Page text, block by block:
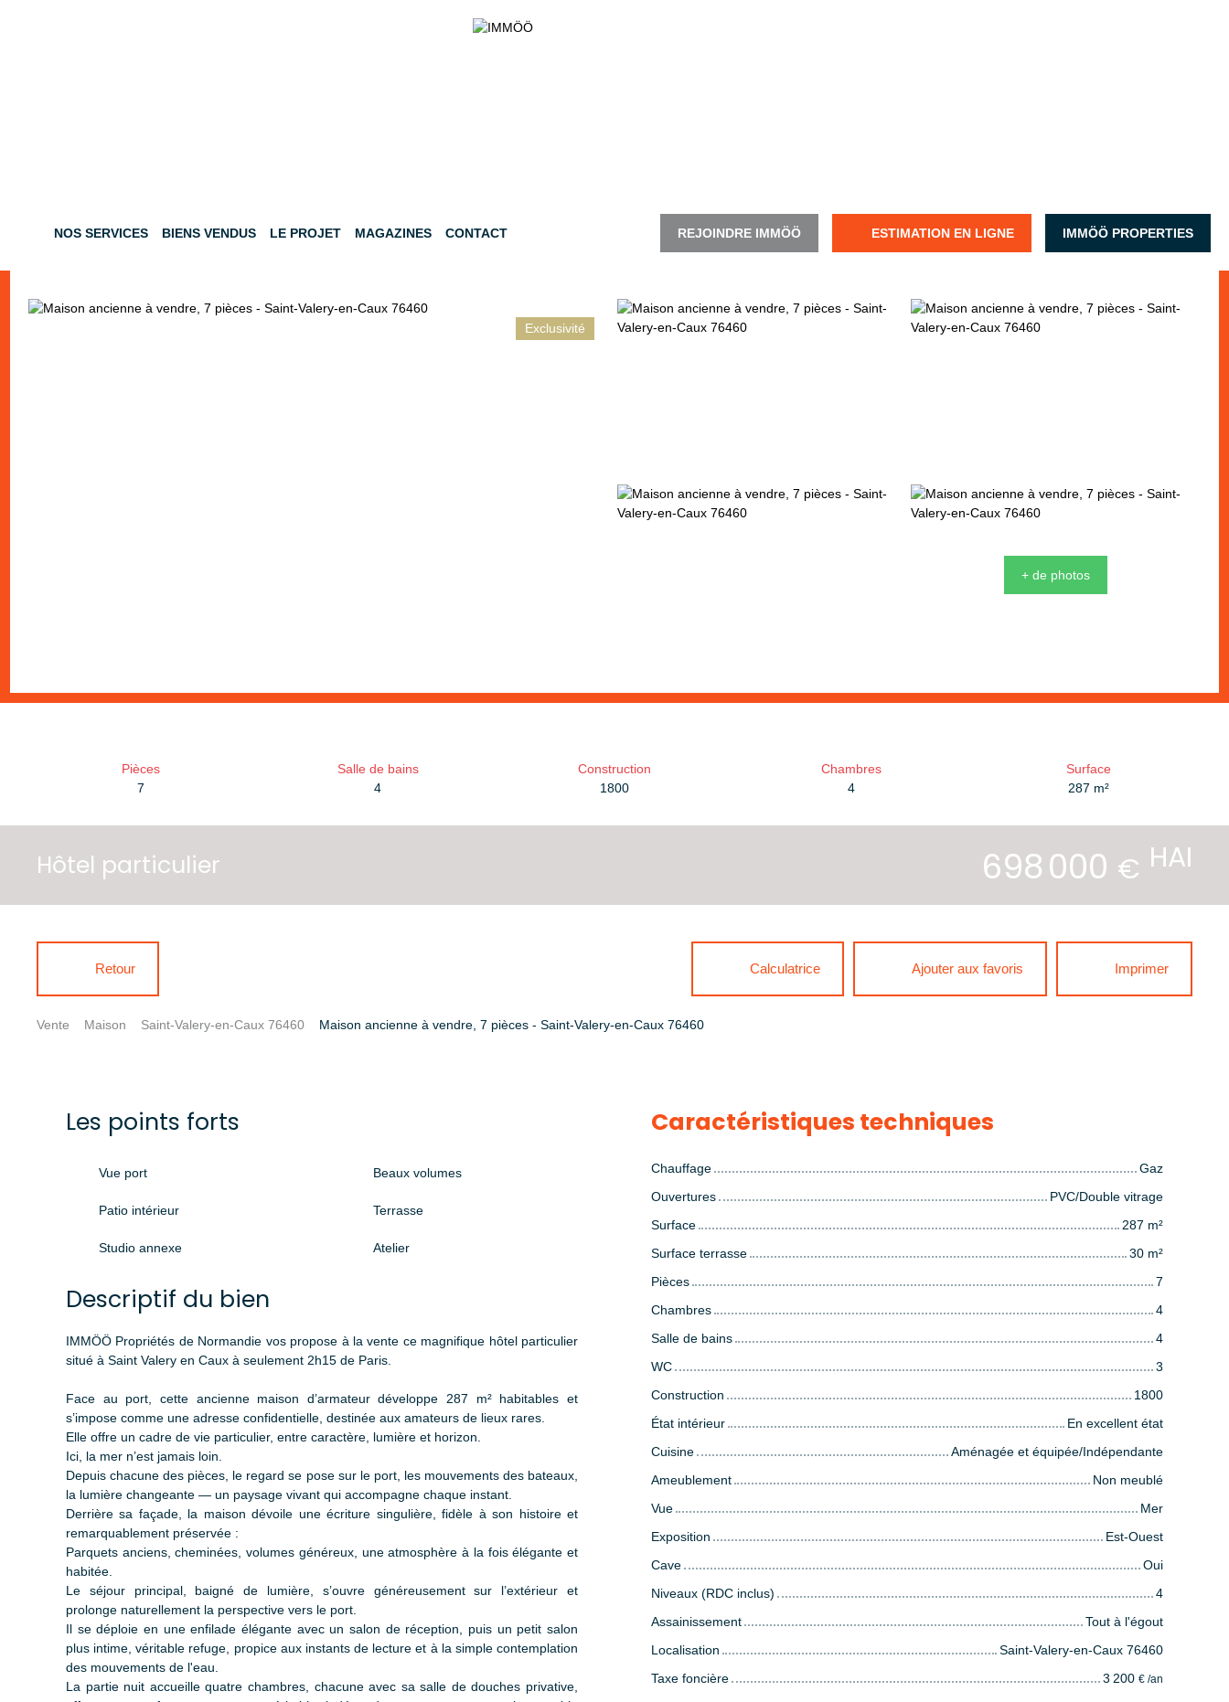
NOS SERVICES BIENS VENDUS LE PROJET MAGAZINES CONTACT REJOINDRE IMMÖÖ ESTIMATION EN LIGNE IMMÖÖ PROPERTIES
Exclusivité
+ de photos
Pièces
7
Salle de bains
4
Construction
1800
Chambres
4
Surface
287 m²
Hôtel particulier 698 000 € HAI
Retour Calculatrice Ajouter aux favoris Imprimer
Vente Maison Saint-Valery-en-Caux 76460 Maison ancienne à vendre, 7 pièces - Saint-Valery-en-Caux 76460
Les points forts
Vue port Beaux volumes
Patio intérieur Terrasse
Studio annexe Atelier
Descriptif du bien
IMMÖÖ Propriétés de Normandie vos propose à la vente ce magnifique hôtel particulier
situé à Saint Valery en Caux à seulement 2h15 de Paris.
Face au port, cette ancienne maison d’armateur développe 287 m² habitables et
s’impose comme une adresse confidentielle, destinée aux amateurs de lieux rares.
Elle offre un cadre de vie particulier, entre caractère, lumière et horizon.
Ici, la mer n’est jamais loin.
Depuis chacune des pièces, le regard se pose sur le port, les mouvements des bateaux,
la lumière changeante — un paysage vivant qui accompagne chaque instant.
Derrière sa façade, la maison dévoile une écriture singulière, fidèle à son histoire et
remarquablement préservée :
Parquets anciens, cheminées, volumes généreux, une atmosphère à la fois élégante et
habitée.
Le séjour principal, baigné de lumière, s’ouvre généreusement sur l’extérieur et
prolonge naturellement la perspective vers le port.
Il se déploie en une enfilade élégante avec un salon de réception, puis un petit salon
plus intime, véritable refuge, propice aux instants de lecture et à la simple contemplation
des mouvements de l'eau.
La partie nuit accueille quatre chambres, chacune avec sa salle de douches privative,
Caractéristiques techniques
Chauffage
Gaz
Ouvertures
PVC/Double vitrage
Surface
287 m²
Surface terrasse
30 m²
Pièces
7
Chambres
4
Salle de bains
4
WC
3
Construction
1800
État intérieur
En excellent état
Cuisine
Aménagée et équipée/Indépendante
Ameublement
Non meublé
Vue
Mer
Exposition
Est-Ouest
Cave
Oui
Niveaux (RDC inclus)
4
Assainissement
Tout à l'égout
Localisation
Saint-Valery-en-Caux 76460
Taxe foncière
3 200 € /an